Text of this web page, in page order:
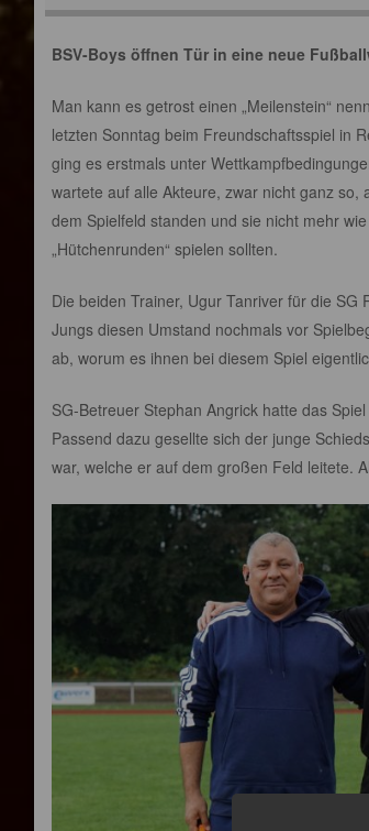
BSV-Boys öffnen Tür in eine neue
Man kann es getrost einen „Meilenstein“
letzten Sonntag beim Freundschaftsspiel in
ging es erstmals unter
wartete auf alle Akteure, zwar nicht ganz
dem Spielfeld standen und sie nicht mehr
„Hütchenrunden“ spielen sollten.
Die beiden Trainer, Ugur Tanriver für die
Jungs diesen Umstand nochmals vor
ab, worum es ihnen bei diesem Spiel
SG-Betreuer Stephan Angrick hatte das
Passend dazu gesellte sich der junge
war, welche er auf dem großen Feld leitete.